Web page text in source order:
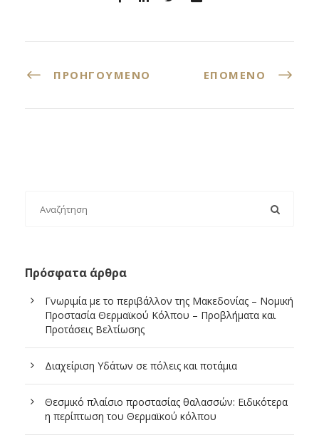
ΠΡΟΗΓΟΎΜΕΝΟ ΕΠΌΜΕΝΟ
Πρόσφατα άρθρα
Γνωριμία με το περιβάλλον της Μακεδονίας – Νομική
Προστασία Θερμαϊκού Κόλπου – Προβλήματα και
Προτάσεις Βελτίωσης
Διαχείριση Υδάτων σε πόλεις και ποτάμια
Θεσμικό πλαίσιο προστασίας θαλασσών: Ειδικότερα
η περίπτωση του Θερμαϊκού κόλπου